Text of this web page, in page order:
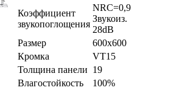
Коэффициент
звукопоглощения
NRC=0,9
Звукоиз.
28dB
Размер
600x600
Кромка
VT15
Толщина панели 19
Влагостойкость
100%